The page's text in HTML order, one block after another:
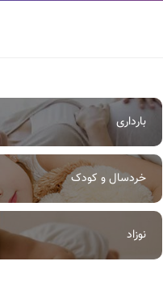
بارداری
خردسال و کودک
نوزاد